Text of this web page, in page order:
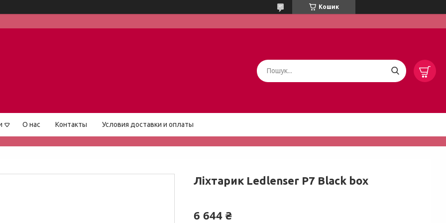
Кошик
О нас Контакты Условия доставки и оплаты
Ліхтарик Ledlenser P7 Black box
6 644 ₴